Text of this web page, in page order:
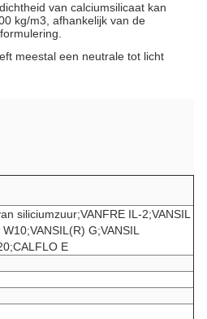
van calciumsilicaat kan
kg/m3, afhankelijk van de
meestal een neutrale tot licht
siliciumzuur;VANFRE IL-2;VANSIL
G;VANSIL
E